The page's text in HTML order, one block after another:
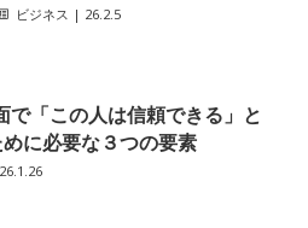
ビジネス | 26.2.5
で「この人は信頼できる」と
に必要な３つの要素